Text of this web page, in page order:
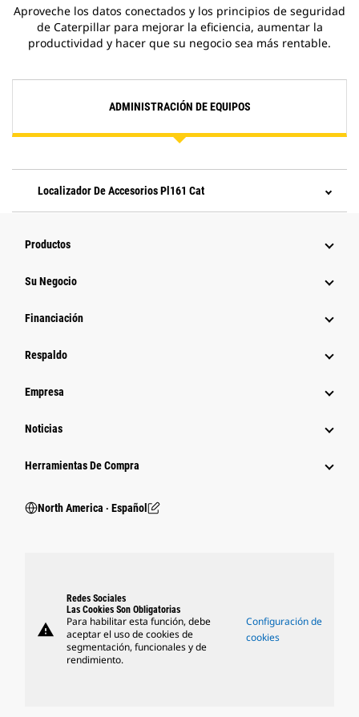
Aproveche los datos conectados y los principios de seguridad
de Caterpillar para mejorar la eficiencia, aumentar la
productividad y hacer que su negocio sea más rentable.
ADMINISTRACIÓN DE EQUIPOS
Localizador De Accesorios Pl161 Cat
Productos
Su Negocio
Financiación
Respaldo
Empresa
Noticias
Herramientas De Compra
North America ‧ Español
warning
Redes Sociales
Las Cookies Son Obligatorias
Para habilitar esta función, debe
aceptar el uso de cookies de
segmentación, funcionales y de
rendimiento.
Configuración de
cookies